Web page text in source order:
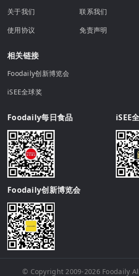
关于我们 联系我们
使用协议
免责声明
相关链接
Foodaily创新博览会
iSEE全球奖
Foodaily每日食品 iSEE
Foodaily创新博览会
© Copyright 2009-2026 Foodaily